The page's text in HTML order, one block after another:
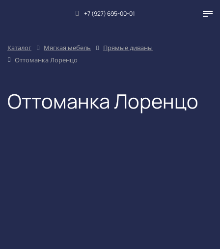
+7 (927) 695-00-01
Каталог Мягкая мебель
Прямые диваны
Оттоманка Лоренцо
Оттоманка Лоренцо